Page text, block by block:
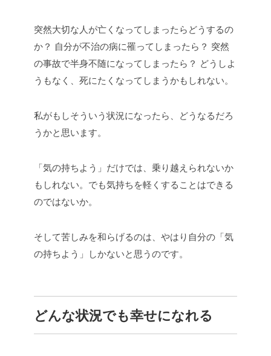
突然大切な人が亡くなってしまったらどうするの
か？ 自分が不治の病に罹ってしまったら？ 突然
の事故で半身不随になってしまったら？ どうしよ
うもなく、死にたくなってしまうかもしれない。
私がもしそういう状況になったら、どうなるだろ
うかと思います。
「気の持ちよう」だけでは、乗り越えられないか
もしれない。でも気持ちを軽くすることはできる
のではないか。
そして苦しみを和らげるのは、やはり自分の「気
の持ちよう」しかないと思うのです。
どんな状況でも幸せになれる